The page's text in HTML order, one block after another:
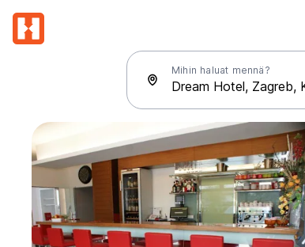
Mihin haluat mennä?